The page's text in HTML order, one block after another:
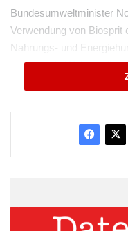
Bundesumweltminister
Verwendung von Biosprit
Nahrungs- und
wachsende
Dienstag im ZDF-„heute
dar, aber das
wurden nur fünf Prozent